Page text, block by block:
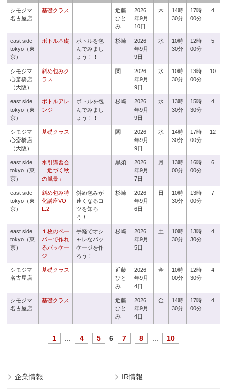
シモジマ
名古屋店
基礎クラス
近藤
ひと
み
2026
年9月
10日
木
14時
30分
17時
00分
4
east side
tokyo（東
京）
ボトル基礎
ボトルを包
んでみまし
ょう！！
杉崎
2026
年9月
9日
水
10時
30分
12時
00分
5
シモジマ
心斎橋店
（大阪）
斜め包みク
ラス
関
2026
年9月
9日
水
10時
30分
13時
00分
10
east side
tokyo（東
京）
ボトルアレ
ンジ
ボトルを包
んでみまし
ょう！！
杉崎
2026
年9月
9日
水
13時
30分
15時
30分
4
シモジマ
心斎橋店
（大阪）
基礎クラス 関
2026
年9月
9日
水
14時
30分
17時
00分
12
east side
tokyo（東
京）
水引講習会
「近づく秋
の風景」
黒須
2026
年9月
7日
月
13時
00分
16時
00分
6
east side
tokyo（東
京）
斜め包み特
化講座VO
L.2
斜め包みが
速くなるコ
ツを知ろ
う！
杉崎
2026
年9月
6日
日
10時
30分
13時
00分
7
east side
tokyo（東
京）
１枚のペー
パーで作れ
るパッケー
ジ
手軽でオシ
ャレなパッ
ケージを作
ろう！
杉崎
2026
年9月
5日
土
10時
30分
13時
30分
4
シモジマ
名古屋店
基礎クラス
近藤
ひと
み
2026
年9月
4日
金
10時
00分
12時
30分
4
シモジマ
名古屋店
基礎クラス
近藤
ひと
み
2026
年9月
4日
金
14時
30分
17時
00分
4
1 4 5 6 7 8 10
企業情報 IR情報